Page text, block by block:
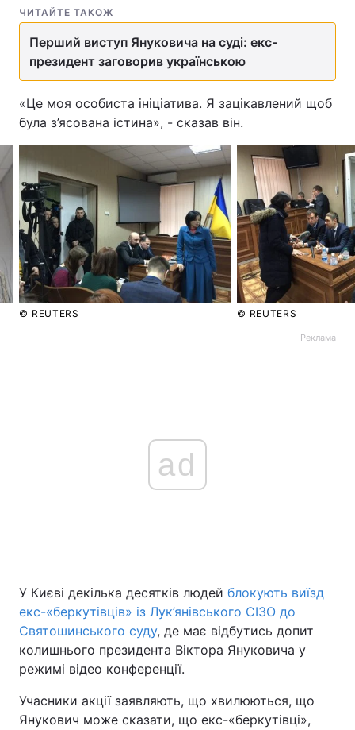
Послуги
Тема оформлення
ЧИТАЙТЕ ТАКОЖ
Перший виступ Януковича на суді: екс-
президент заговорив українською
«Це моя особиста ініціатива. Я зацікавлений щоб
була з’ясована істина», - сказав він.
© REUTERS © REUTERS
Реклама
ad
У Києві декілька десятків людей блокують виїзд
екс-«беркутівців» із Лук’янівського СІЗО до
Святошинського суду, де має відбутись допит
колишнього президента Віктора Януковича у
режимі відео конференції.
Учасники акції заявляють, що хвилюються, що
Янукович може сказати, що екс-«беркутівці»,